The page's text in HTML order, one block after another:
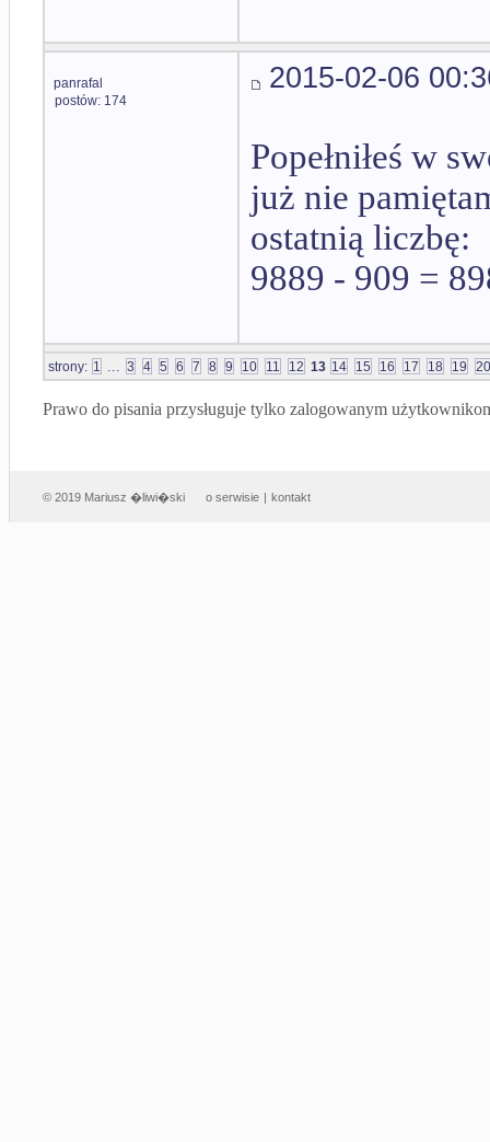
panrafal
postów: 174
2015-02-06
Popełniłeś w
już nie
ostatnią liczbę:
9889 - 909 =
strony: 1 ... 3 4 5 6 7 8 9 10 11 12 13 14 15 16 17 18 19 20
Prawo do pisania przysługuje tylko zalogowanym
© 2019 Mariusz �liwi�ski o serwisie | kontakt